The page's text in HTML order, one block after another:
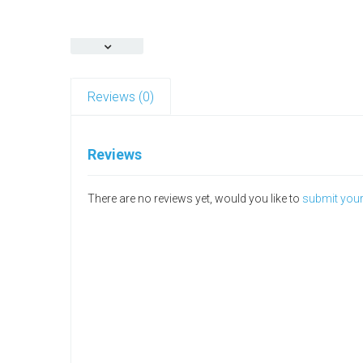
Reviews (0)
Reviews
There are no reviews yet, would you like to submit